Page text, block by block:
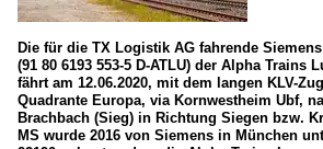
Die für die TX Logistik AG fahrende
(91 80 6193 553-5 D-ATLU) der Alpha Trains
fährt am 12.06.2020, mit dem langen KLV-
Quadrante Europa, via Kornwestheim Ubf,
Brachbach (Sieg) in Richtung Siegen bzw.
MS wurde 2016 von Siemens in München